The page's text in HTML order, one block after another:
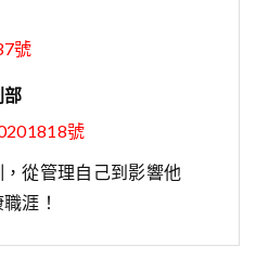
號
部
號
從管理自己到影響他
涯！